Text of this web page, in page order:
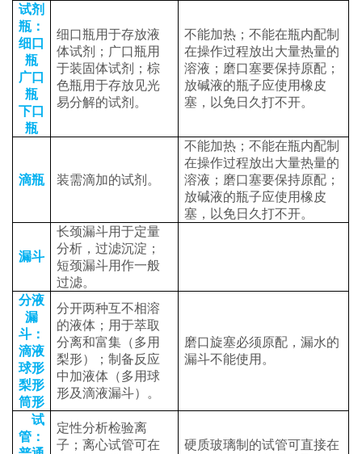
试剂
瓶：
细口
瓶
广口
瓶
下口
瓶
细口瓶用于存放液
体试剂；广口瓶用
于装固体试剂；棕
色瓶用于存放见光
易分解的试剂。
不能加热；不能在瓶内配制
在操作过程放出大量热量的
溶液；磨口塞要保持原配；
放碱液的瓶子应使用橡皮
塞，以免日久打不开。
滴瓶 装需滴加的试剂。
不能加热；不能在瓶内配制
在操作过程放出大量热量的
溶液；磨口塞要保持原配；
放碱液的瓶子应使用橡皮
塞，以免日久打不开。
漏斗
长颈漏斗用于定量
分析，过滤沉淀；
短颈漏斗用作一般
过滤。
分液
漏
斗：
滴液
球形
梨形
筒形
分开两种互不相溶
的液体；用于萃取
分离和富集（多用
梨形）；制备反应
中加液体（多用球
形及滴液漏斗）。
磨口旋塞必须原配，漏水的
漏斗不能使用。
试
管：
定性分析检验离
子；离心试管可在
硬质玻璃制的试管可直接在